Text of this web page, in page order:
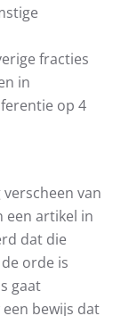
fracties
in
op 4
van
een artikel in
dat die
orde is
gaat
bewijs dat